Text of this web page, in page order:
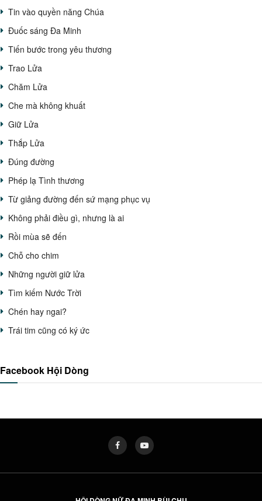
Tin vào quyền năng Chúa
Đuốc sáng Đa Minh
Tiến bước trong yêu thương
Trao Lửa
Chăm Lửa
Che mà không khuất
Giữ Lửa
Thắp Lửa
Đúng đường
Phép lạ Tình thương
Từ giảng đường đến sứ mạng phục vụ
Không phải điều gì, nhưng là ai
Rồi mùa sẽ đến
Chỗ cho chim
Những người giữ lửa
Tìm kiếm Nước Trời
Chén hay ngai?
Trái tim cũng có ký ức
Facebook Hội Dòng